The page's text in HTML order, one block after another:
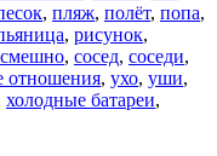
, пляж, полёт, попа,
, рисунок,
смешно, сосед, соседи,
отношения, ухо, уши,
холодные батареи,